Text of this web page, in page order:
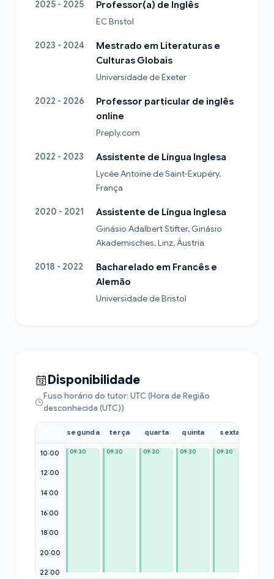
2025 - 2025
Professor(a) de Inglês
EC Bristol
2023 - 2024
Mestrado em Literaturas e
Culturas Globais
Universidade de Exeter
2022 - 2026
Professor particular de inglês
online
Preply.com
2022 - 2023
Assistente de Língua Inglesa
Lycée Antoine de Saint-Exupéry,
França
2020 - 2021
Assistente de Língua Inglesa
Ginásio Adalbert Stifter, Ginásio
Akademisches, Linz, Áustria
2018 - 2022
Bacharelado em Francês e
Alemão
Universidade de Bristol
Disponibilidade
Fuso horário do tutor: UTC (Hora de Região
desconhecida (UTC))
10:00
12:00
14:00
16:00
18:00
20:00
22:00
segunda
09:30
terça
09:30
quarta
09:30
quinta
09:30
sexta
09:30